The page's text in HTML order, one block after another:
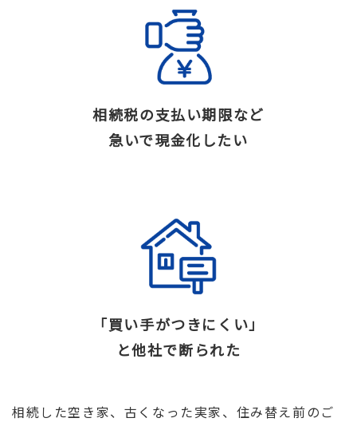
相続税の支払い期限など
急いで現金化したい
「買い手がつきにくい」
と他社で断られた
相続した空き家、古くなった実家、住み替え前のご